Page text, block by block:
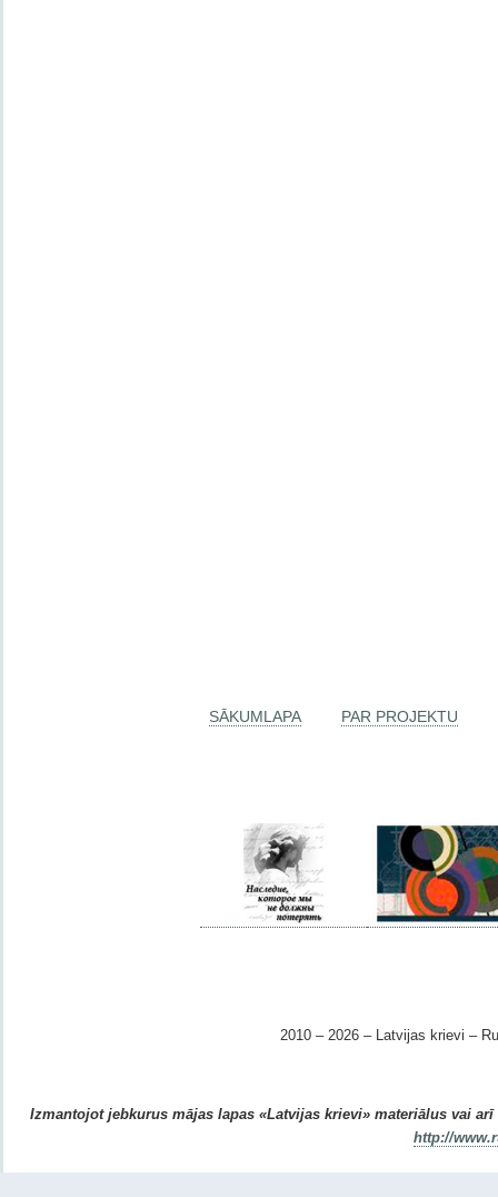
SĀKUMLAPA PAR PROJEKTU
2010 – 2026 – Latvijas krievi –
Izmantojot jebkurus mājas lapas «Latvijas krievi» materiālus vai
http://